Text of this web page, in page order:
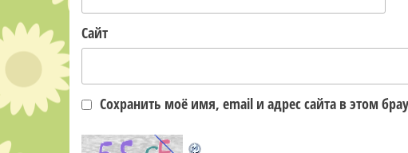
Сайт
Сохранить моё имя, email и адрес сайта в этом